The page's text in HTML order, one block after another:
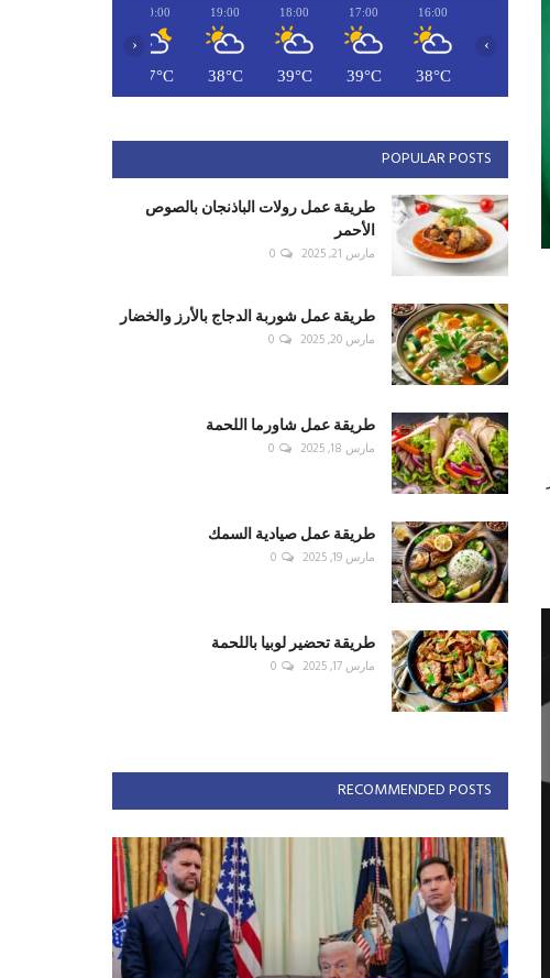
16:00
38°C
17:00
39°C
18:00
39°C
19:00
38°C
20:00
37°C
‹ ›
POPULAR POSTS
طريقة عمل رولات الباذنجان بالصوص
الأحمر
مارس 21, 2025 0
طريقة عمل شوربة الدجاج بالأرز والخضار
مارس 20, 2025 0
طريقة عمل شاورما اللحمة
مارس 18, 2025 0
طريقة عمل صيادية السمك
مارس 19, 2025 0
طريقة تحضير لوبيا باللحمة
مارس 17, 2025 0
RECOMMENDED POSTS